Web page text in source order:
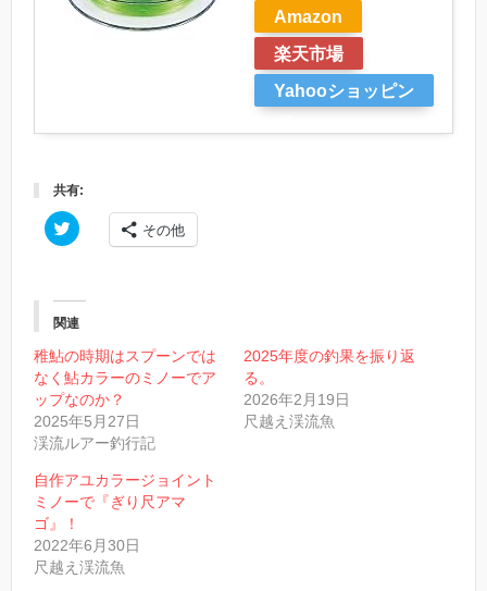
Amazon
楽天市場
Yahooショッピン
共有:
ク
リ
て
w
t
t
e
r
で
共
有
(
し
い
ウ
ィ
ン
ド
ウ
で
その他
関連
稚鮎の時期はスプーンでは
なく鮎カラーのミノーでア
ップなのか？
2025年5月27日
渓流ルアー釣行記
2025年度の釣果を振り返
る。
2026年2月19日
尺越え渓流魚
自作アユカラージョイント
ミノーで『ぎり尺アマ
ゴ』！
2022年6月30日
尺越え渓流魚